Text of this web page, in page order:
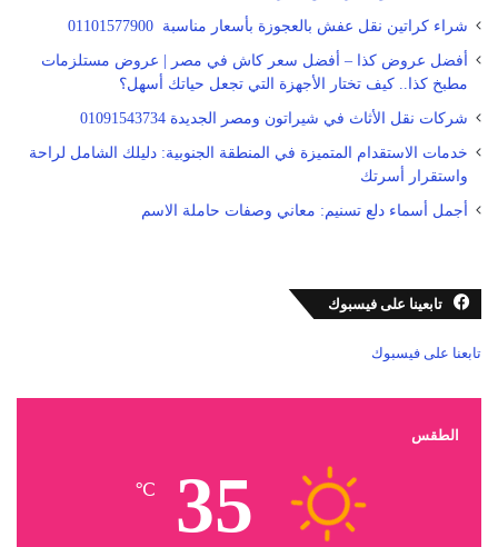
شراء كراتين نقل عفش بالعجوزة بأسعار مناسبة 01101577900
أفضل عروض كذا – أفضل سعر كاش في مصر | عروض مستلزمات
مطبخ كذا.. كيف تختار الأجهزة التي تجعل حياتك أسهل؟
شركات نقل الأثاث في شيراتون ومصر الجديدة 01091543734
خدمات الاستقدام المتميزة في المنطقة الجنوبية: دليلك الشامل لراحة
واستقرار أسرتك
أجمل أسماء دلع تسنيم: معاني وصفات حاملة الاسم
تابعينا على فيسبوك
تابعنا على فيسبوك
الطقس
35
℃